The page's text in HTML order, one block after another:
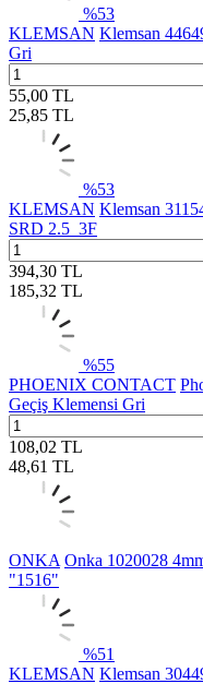
%53
KLEMSAN Klemsan
Gri
55,00 TL
25,85 TL
%53
KLEMSAN Klemsan
SRD 2.5_3F
394,30 TL
185,32 TL
%55
PHOENIX CONTACT
Geçiş Klemensi Gri
108,02 TL
48,61 TL
ONKA Onka 1020028
"1516"
%51
KLEMSAN Klemsan